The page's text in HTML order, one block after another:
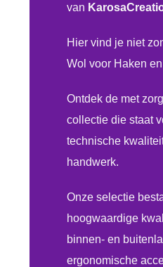
van
Hier vind je niet
Wol voor Haken
Ontdek de met
collectie die staat
technische
handwerk.
Onze selectie
hoogwaardige
binnen- en
ergonomische